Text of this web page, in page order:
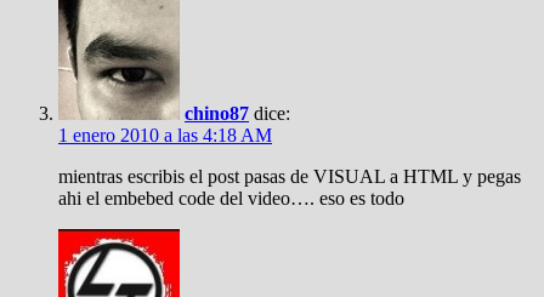
chino87 dice:
1 enero 2010 a las 4:18 AM
mientras escribis el post pasas de VISUAL a HTML y pegas
ahi el embebed code del video…. eso es todo